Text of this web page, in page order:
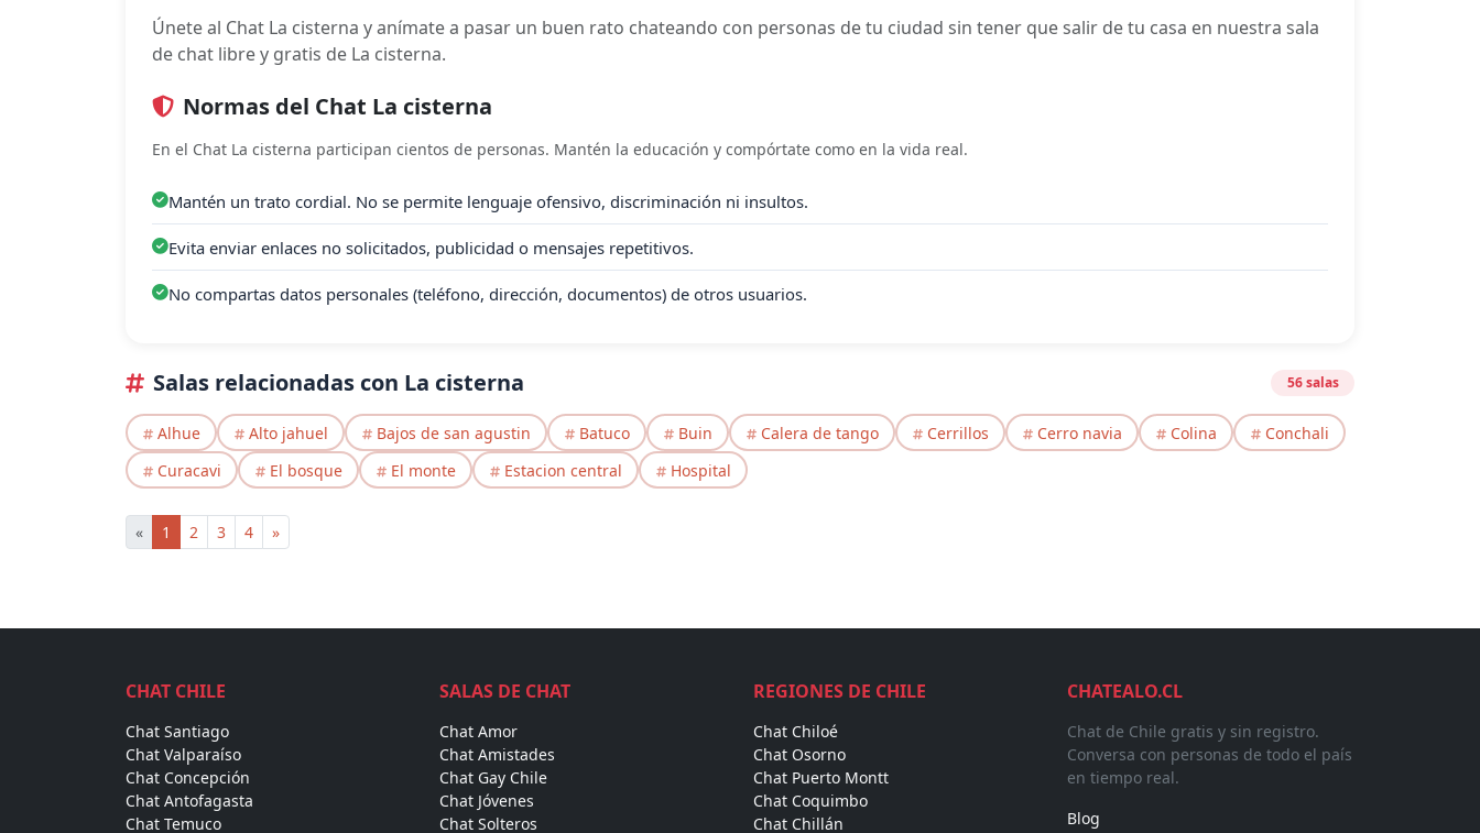
Únete al Chat La cisterna y anímate a pasar un buen rato chateando con personas de tu ciudad sin tener que salir de tu casa en nuestra sala
de chat libre y gratis de La cisterna.
Normas del Chat La cisterna
En el Chat La cisterna participan cientos de personas. Mantén la educación y compórtate como en la vida real.
Mantén un trato cordial. No se permite lenguaje ofensivo, discriminación ni insultos.
Evita enviar enlaces no solicitados, publicidad o mensajes repetitivos.
No compartas datos personales (teléfono, dirección, documentos) de otros usuarios.
Salas relacionadas con La cisterna 56 salas
Alhue Alto jahuel Bajos de san agustin Batuco Buin Calera de tango Cerrillos Cerro navia Colina
Conchali
Curacavi
El bosque El monte Estacion central Hospital
« 1 2 3 4 »
CHAT CHILE
Chat Santiago
Chat Valparaíso
Chat Concepción
Chat Antofagasta
Chat Temuco
SALAS DE CHAT
Chat Amor
Chat Amistades
Chat Gay Chile
Chat Jóvenes
Chat Solteros
REGIONES DE CHILE
Chat Chiloé
Chat Osorno
Chat Puerto Montt
Chat Coquimbo
Chat Chillán
CHATEALO.CL
Chat de Chile gratis y sin registro.
Conversa con personas de todo el país
en tiempo real.
Blog